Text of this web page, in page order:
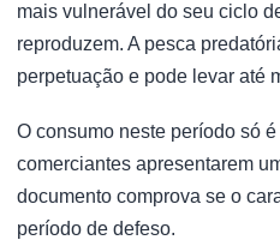
mais vulnerável do seu ciclo
reproduzem. A pesca
perpetuação e pode levar até
O consumo neste período só
comerciantes apresentarem
documento comprova se o
período de defeso.